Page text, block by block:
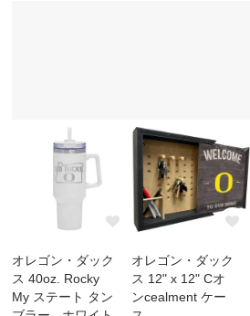
オレゴン・ダック
ス 40oz. Rocky
My ステート タン
オレゴン・ダック
ス 12" x 12" Cオ
ンcealment ケー